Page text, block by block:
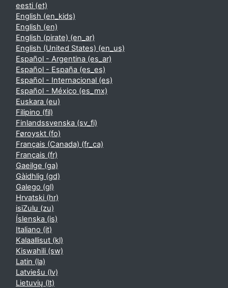
eesti ‎(et)‎
English ‎(en_kids)‎
English ‎(en)‎
English (pirate) ‎(en_ar)‎
English (United States) ‎(en_us)‎
Español - Argentina ‎(es_ar)‎
Español - España ‎(es_es)‎
Español - Internacional ‎(es)‎
Español - México ‎(es_mx)‎
Euskara ‎(eu)‎
Filipino ‎(fil)‎
Finlandssvenska ‎(sv_fi)‎
Føroyskt ‎(fo)‎
Français (Canada) ‎(fr_ca)‎
Français ‎(fr)‎
Gaeilge ‎(ga)‎
Gàidhlig ‎(gd)‎
Galego ‎(gl)‎
Hrvatski ‎(hr)‎
isiZulu ‎(zu)‎
Íslenska ‎(is)‎
Italiano ‎(it)‎
Kalaallisut ‎(kl)‎
Kiswahili ‎(sw)‎
Latin ‎(la)‎
Latviešu ‎(lv)‎
Lietuvių ‎(lt)‎